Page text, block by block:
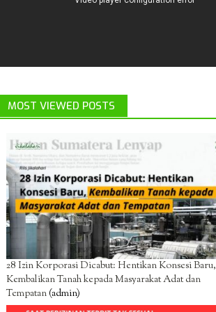
MOST VIEWED POSTS
28 Izin Korporasi Dicabut: Hentikan Konsesi Baru,
Kembalikan Tanah kepada Masyarakat Adat dan
Tempatan(admin)